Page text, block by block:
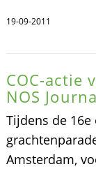
19-09-2011
COC-actie
NOS
Tijdens de 16e
Amsterdam,